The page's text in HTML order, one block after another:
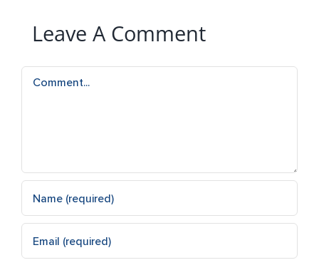
Leave A Comment
Comment